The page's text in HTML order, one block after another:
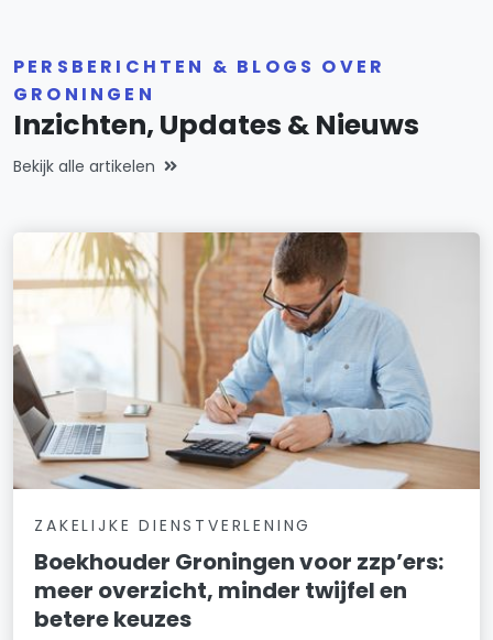
PERSBERICHTEN & BLOGS OVER
GRONINGEN
Inzichten, Updates & Nieuws
Bekijk alle artikelen
ZAKELIJKE DIENSTVERLENING
Boekhouder Groningen voor zzp’ers:
meer overzicht, minder twijfel en
betere keuzes